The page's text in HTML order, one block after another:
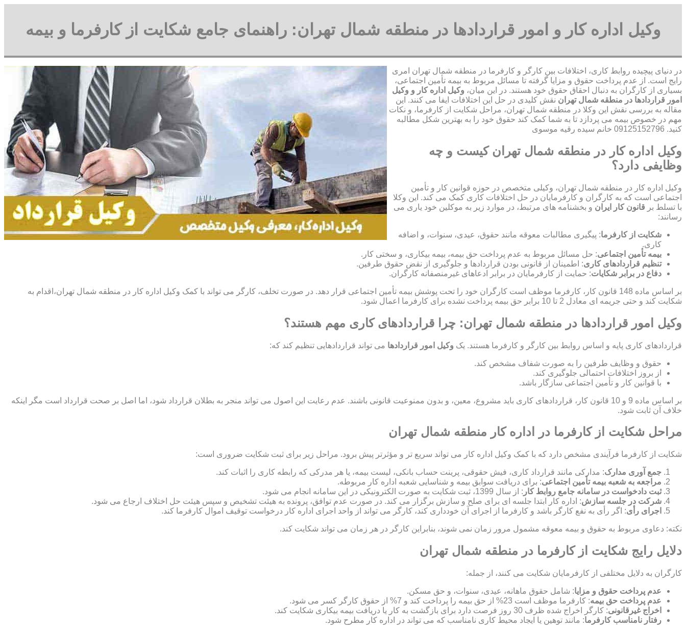
وکیل اداره کار و امور قراردادها در منطقه شمال تهران: راهنمای جامع شکایت از کارفرما و بیمه
در دنیای پیچیده روابط کاری، اختلافات بین کارگر و کارفرما در منطقه شمال تهران امری
رایج است. از عدم پرداخت حقوق و مزایا گرفته تا مسائل مربوط به بیمه تأمین اجتماعی،
بسیاری از کارگران به دنبال احقاق حقوق خود هستند. در این میان، وکیل اداره کار و وکیل
امور قراردادها در منطقه شمال تهران نقش کلیدی در حل این اختلافات ایفا می کنند. این
مقاله به بررسی نقش این وکلا در منطقه شمال تهران، مراحل شکایت از کارفرما، و نکات
مهم در خصوص بیمه می پردازد تا به شما کمک کند حقوق خود را به بهترین شکل مطالبه
کنید. 09125152796 خانم سیده رقیه موسوی
وکیل اداره کار در منطقه شمال تهران کیست و چه
وظایفی دارد؟
وکیل اداره کار در منطقه شمال تهران، وکیلی متخصص در حوزه قوانین کار و تأمین
اجتماعی است که به کارگران و کارفرمایان در حل اختلافات کاری کمک می کند. این وکلا
با تسلط بر قانون کار ایران و بخشنامه های مرتبط، در موارد زیر به موکلین خود یاری می
رسانند:
شکایت از کارفرما: پیگیری مطالبات معوقه مانند حقوق، عیدی، سنوات، و اضافه
کاری.
بیمه تأمین اجتماعی: حل مسائل مربوط به عدم پرداخت حق بیمه، بیمه بیکاری، و سختی کار.
تنظیم قراردادهای کاری: اطمینان از قانونی بودن قراردادها و جلوگیری از نقض حقوق طرفین.
دفاع در برابر شکایات: حمایت از کارفرمایان در برابر ادعاهای غیرمنصفانه کارگران.
بر اساس ماده 148 قانون کار، کارفرما موظف است کارگران خود را تحت پوشش بیمه تأمین اجتماعی قرار دهد. در صورت تخلف، کارگر می تواند با کمک وکیل اداره کار در منطقه شمال تهران،اقدام به
شکایت کند و حتی جریمه ای معادل 2 تا 10 برابر حق بیمه پرداخت نشده برای کارفرما اعمال شود.
وکیل امور قراردادها در منطقه شمال تهران: چرا قراردادهای کاری مهم هستند؟
قراردادهای کاری پایه و اساس روابط بین کارگر و کارفرما هستند. یک وکیل امور قراردادها می تواند قراردادهایی تنظیم کند که:
حقوق و وظایف طرفین را به صورت شفاف مشخص کند.
از بروز اختلافات احتمالی جلوگیری کند.
با قوانین کار و تأمین اجتماعی سازگار باشد.
بر اساس ماده 9 و 10 قانون کار، قراردادهای کاری باید مشروع، معین، و بدون ممنوعیت قانونی باشند. عدم رعایت این اصول می تواند منجر به بطلان قرارداد شود، اما اصل بر صحت قرارداد است مگر اینکه
خلاف آن ثابت شود.
مراحل شکایت از کارفرما در اداره کار منطقه شمال تهران
شکایت از کارفرما فرآیندی مشخص دارد که با کمک وکیل اداره کار می تواند سریع تر و مؤثرتر پیش برود. مراحل زیر برای ثبت شکایت ضروری است:
جمع آوری مدارک: مدارکی مانند قرارداد کاری، فیش حقوقی، پرینت حساب بانکی، لیست بیمه، یا هر مدرکی که رابطه کاری را اثبات کند.
مراجعه به شعبه بیمه تأمین اجتماعی: برای دریافت سوابق بیمه و شناسایی شعبه اداره کار مربوطه.
ثبت دادخواست در سامانه جامع روابط کار : از سال 1399، ثبت شکایت به صورت الکترونیکی در این سامانه انجام می شود.
شرکت در جلسه سازش: اداره کار ابتدا جلسه ای برای صلح و سازش برگزار می کند. در صورت عدم توافق، پرونده به هیئت تشخیص و سپس هیئت حل اختلاف ارجاع می شود.
اجرای رأی: اگر رأی به نفع کارگر باشد و کارفرما از اجرای آن خودداری کند، کارگر می تواند از واحد اجرای اداره کار درخواست توقیف اموال کارفرما کند.
نکته: دعاوی مربوط به حقوق و بیمه معوقه مشمول مرور زمان نمی شوند، بنابراین کارگر در هر زمان می تواند شکایت کند.
دلایل رایج شکایت از کارفرما در منطقه شمال تهران
کارگران به دلایل مختلفی از کارفرمایان شکایت می کنند، از جمله:
عدم پرداخت حقوق و مزایا: شامل حقوق ماهانه، عیدی، سنوات، و حق مسکن.
عدم پرداخت حق بیمه: کارفرما موظف است 23% از حق بیمه را پرداخت کند و 7% از حقوق کارگر کسر می شود.
اخراج غیرقانونی: کارگر اخراج شده ظرف 30 روز فرصت دارد برای بازگشت به کار یا دریافت بیمه بیکاری شکایت کند.
رفتار نامناسب کارفرما: مانند توهین یا ایجاد محیط کاری نامناسب که می تواند در اداره کار مطرح شود.